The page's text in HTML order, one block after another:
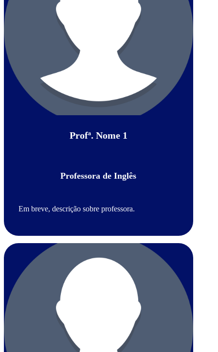
Profª. Nome 1
Professora de Inglês
Em breve, descrição sobre professora.